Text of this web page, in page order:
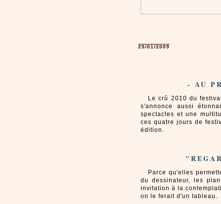
25/01/2009
- AU
Le crû 2010 du
s'annonce aussi
spectacles et une
ces quatre jours de
édition.
Parce qu'elles
du dessinateur, les
invitation à la
on le ferait d'un tableau.